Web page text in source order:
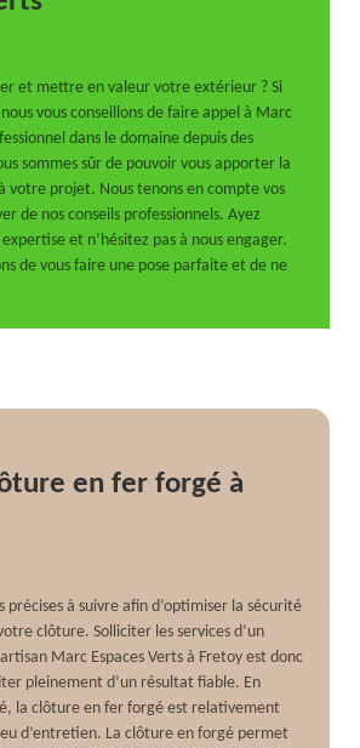
et mettre en valeur votre extérieur ? Si
vous conseillons de faire appel à Marc
dans le domaine depuis des
sommes sûr de pouvoir vous apporter la
votre projet. Nous tenons en compte vos
de nos conseils professionnels. Ayez
et n’hésitez pas à nous engager.
de vous faire une pose parfaite et de ne
en fer forgé à
précises à suivre afin d’optimiser la sécurité
clôture. Solliciter les services d’un
Marc Espaces Verts à Fretoy est donc
pleinement d’un résultat fiable. En
la clôture en fer forgé est relativement
d’entretien. La clôture en forgé permet